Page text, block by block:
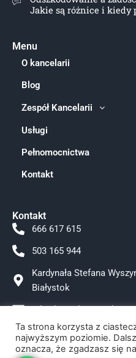
Jakie są różnice i kiedy
Menu
O kancelarii
Blog
Zespół Kancelarii
Usługi
Pełnomocnictwa
Kontakt
Kontakt
666 617 615
503 165 944
Kardynała Stefana
Białystok
Facebook
Instagram
Ta strona korzysta z
najwyższym poziomie.
oznacza, że zgadzasz się